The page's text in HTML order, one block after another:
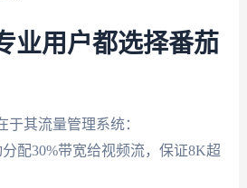
业用户都选择番茄
其流量管理系统：
配30%带宽给视频流，保证8K超